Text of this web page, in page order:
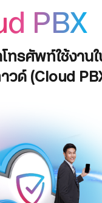
PBX
ทรศัพท์ใช้งาน
วด์ (Cloud